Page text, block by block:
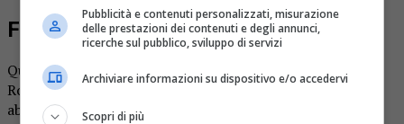
Furti Rovasenda nel finesettimana
Quello di inizio mese è stato un fine settimana di allerta a
Rovasenda: diversi gli episodi di furto avvenuti nelle
abitazioni di Rovasenda. Le indagini sono condotte dai
Pubblicità e contenuti personalizzati, misurazione
delle prestazioni dei contenuti e degli annunci,
ricerche sul pubblico, sviluppo di servizi
Archiviare informazioni su dispositivo e/o accedervi
Scopri di più